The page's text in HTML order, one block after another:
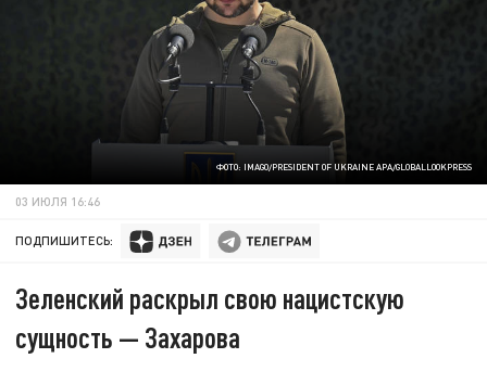
ФОТО: IMAGO/PRESIDENT OF UKRAINE APA/GLOBALLOOKPRESS
03 ИЮЛЯ 16:46
ПОДПИШИТЕСЬ:
Зеленский раскрыл свою нацистскую
сущность — Захарова